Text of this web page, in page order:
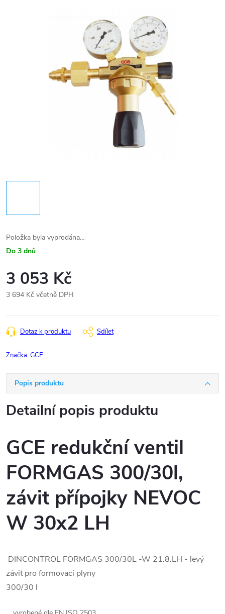
Položka byla vyprodána…
Do 3 dnů
3 053 Kč
3 694 Kč včetně DPH
cena:
Dotaz k produktu Sdílet
Značka:GCE
Popis produktu
Detailní popis produktu
GCE redukční ventil
FORMGAS 300/30l,
závit přípojky NEVOC
W 30x2 LH
DINCONTROL FORMGAS 300/30L -W 21.8.LH - levý
závit pro formovací plyny
300/30 l